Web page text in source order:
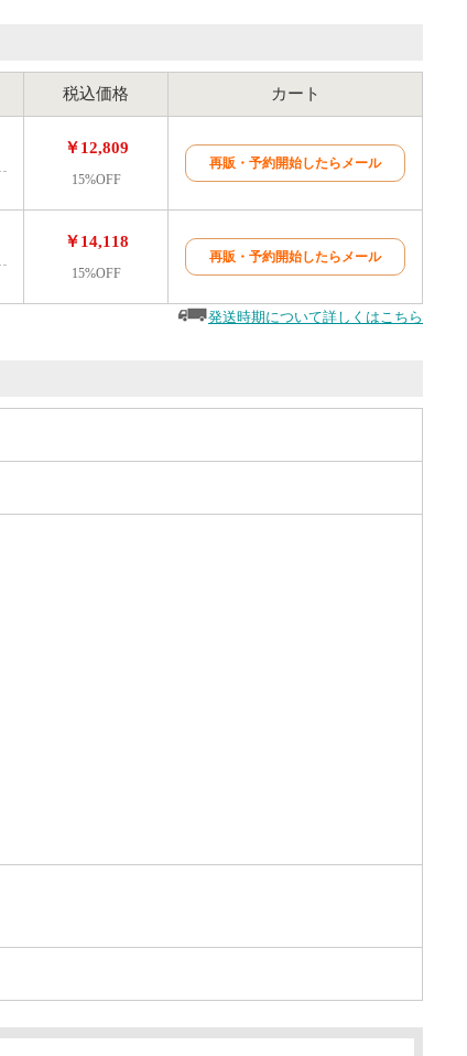
税込価格 カート
￥12,809
15%OFF
再販・予約開始したらメール
￥14,118
15%OFF
再販・予約開始したらメール
発送時期について詳しくはこちら